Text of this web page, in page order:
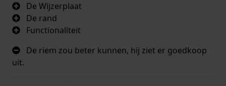
De Wijzerplaat
De rand
Functionaliteit
De riem zou beter kunnen, hij ziet er goedkoop
uit.